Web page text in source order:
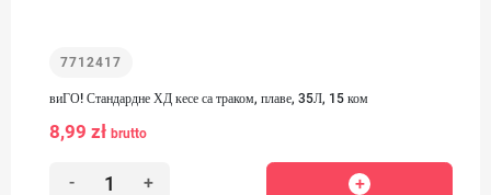
7712417
виГО! Стандардне ХД кесе са траком, плаве, 35Л, 15 ком
8,99 zł brutto
- +